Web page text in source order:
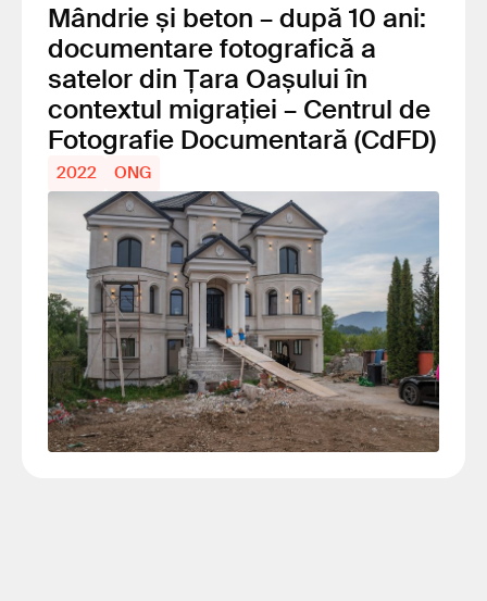
Mândrie și beton – după 10 ani:
documentare fotografică a
satelor din Țara Oașului în
contextul migrației – Centrul de
Fotografie Documentară (CdFD)
2022 ONG